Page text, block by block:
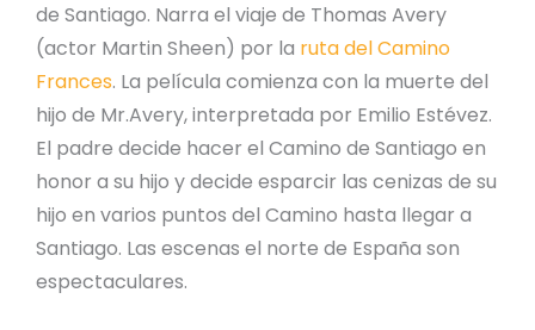
de Santiago. Narra el viaje de Thomas Avery
(actor Martin Sheen) por la ruta del Camino
Frances. La película comienza con la muerte del
hijo de Mr.Avery, interpretada por Emilio Estévez.
El padre decide hacer el Camino de Santiago en
honor a su hijo y decide esparcir las cenizas de su
hijo en varios puntos del Camino hasta llegar a
Santiago. Las escenas el norte de España son
espectaculares.